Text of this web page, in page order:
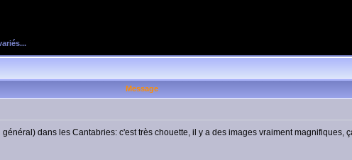
Message
dans les Cantabries: c'est très chouette, il y a des images vraiment magnifiques,